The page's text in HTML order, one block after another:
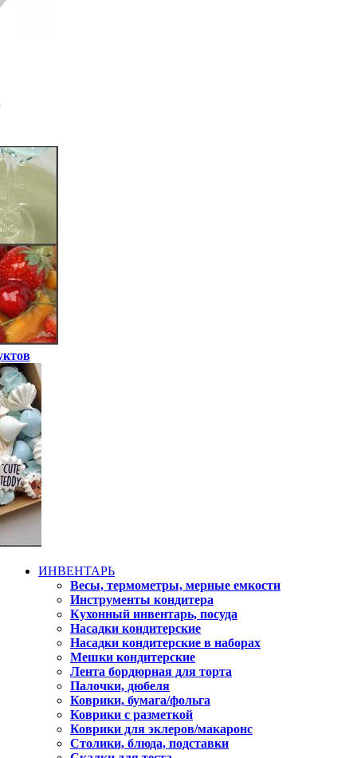
ИНВЕНТАРЬ
Весы, термометры, мерные емкости
Инструменты кондитера
Кухонный инвентарь, посуда
Насадки кондитерские
Насадки кондитерские в наборах
Мешки кондитерские
Лента бордюрная для торта
Палочки, дюбеля
Коврики, бумага/фольга
Коврики с разметкой
Коврики для эклеров/макаронс
Столики, блюда, подставки